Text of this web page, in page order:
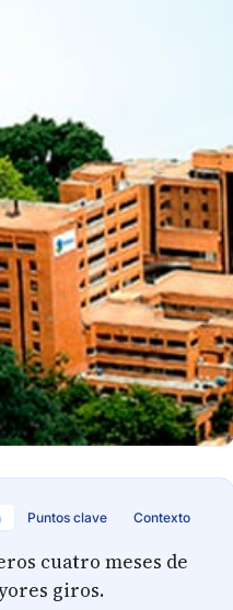
Puntos clave Contexto
cuatro meses de
giros.